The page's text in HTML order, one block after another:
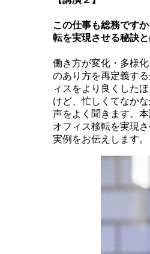
この仕事も総務です
転を実現させる秘訣と
働き方が変化・多様
のあり方を再定義す
ィスをより良くした
けど、忙しくてなか
声をよく聞きます。
オフィス移転を実現
実例をお伝えします。